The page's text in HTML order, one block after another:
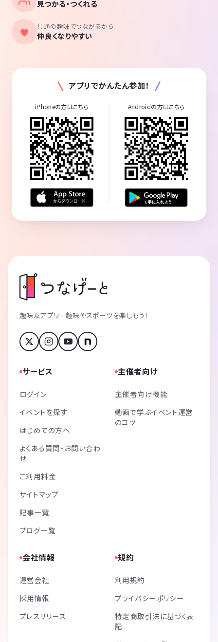
見つかる・つくれる
共通の趣味でつながるから
仲良くなりやすい
アプリでかんたん参加！
iPhoneの方はこちら Androidの方はこちら
趣味友アプリ - 趣味やスポーツを楽しもう！
サービス
ログイン
イベントを探す
はじめての方へ
よくある質問・お問い合わ
せ
ご利用料金
サイトマップ
記事一覧
ブログ一覧
主催者向け
主催者向け機能
動画で学ぶイベント運営
のコツ
会社情報
運営会社
採用情報
プレスリリース
規約
利用規約
プライバシーポリシー
特定商取引法に基づく表
記